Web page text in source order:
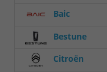
Baic
Bestune
Citroën